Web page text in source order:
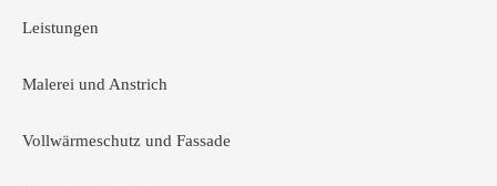
Leistungen
Malerei und Anstrich
Vollwärmeschutz und Fassade